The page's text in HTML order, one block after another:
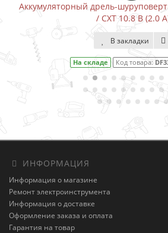
Аккумуляторный дрель-шуруповерт
/ CXT 10.8 В (2.0
В закладки
На складе Код товара:
ИНФОРМАЦИЯ
Информация о магазине
Ремонт электроинструмента
Информация о доставке
Оформление заказа и оплата
Гарантия на товар